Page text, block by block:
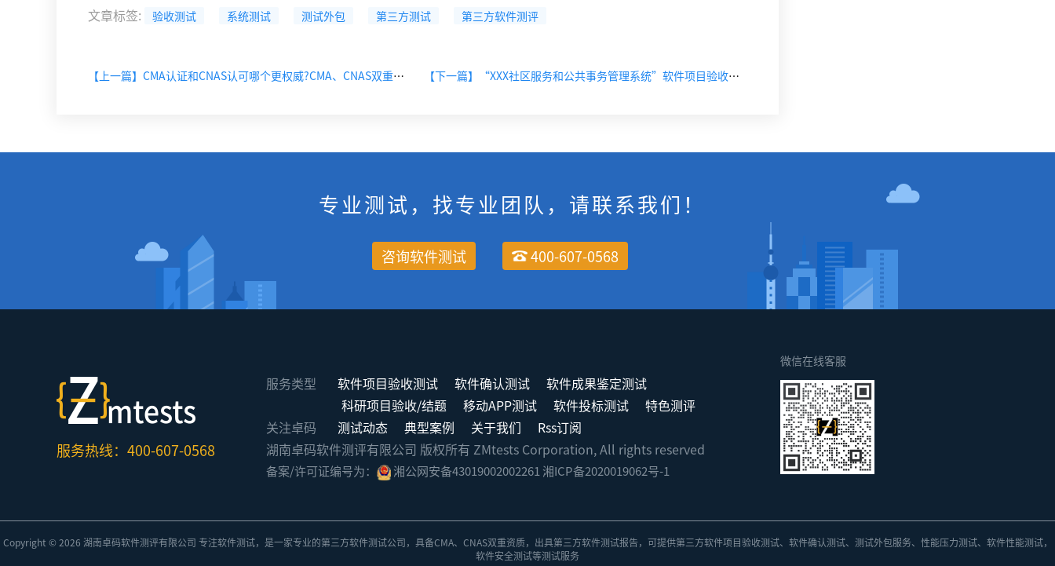
文章标签: 验收测试 系统测试 测试外包 第三方测试 第三方软件测评
【上一篇】CMA认证和CNAS认可哪个更权威?CMA、CNAS双重认证软件检测机构推荐 【下一篇】“XXX社区服务和公共事务管理系统”软件项目验收测试分享（上）
专业测试，找专业团队，请联系我们！
咨询软件测试 400-607-0568
服务热线：400-607-0568
服务类型 软件项目验收测试 软件确认测试
软件成果鉴定测试
科研项目验收/结题
移动APP测试 软件投标测试
特色测评
关注卓码
测试动态 典型案例 关于我们
Rss订阅
湖南卓码软件测评有限公司 版权所有 ZMtests Corporation, All rights reserved
备案/许可证编号为： 湘公网安备43019002002261 湘ICP备2020019062号-1
微信在线客服
Copyright © 2026 湖南卓码软件测评有限公司 专注软件测试，是一家专业的第三方软件测试公司，具备CMA、CNAS双重资质，出具第三方软件测试报告，可提供第三方软件项目验收测试、软件确认测试、测试外包服务、 性能压力测试、软件性能测试，
软件安全测试等测试服务